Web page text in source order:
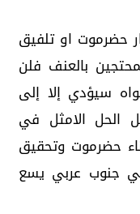
حضرموت او تلفيق
بالعنف فلن
سيؤدي إلا إلى
الحل الامثل في
حضرموت وتحقيق
جنوب عربي يسع